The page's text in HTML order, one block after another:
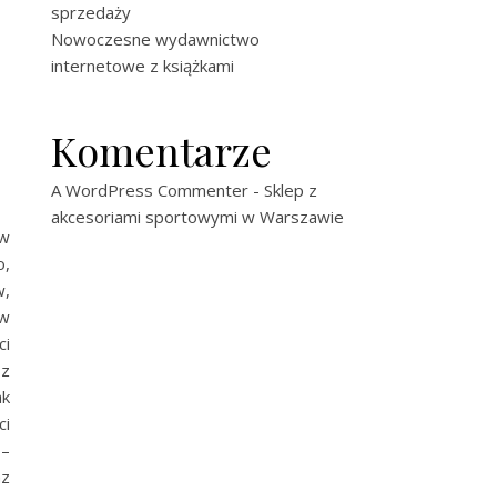
sprzedaży
Nowoczesne wydawnictwo
internetowe z książkami
Komentarze
A WordPress Commenter - Sklep z
akcesoriami sportowymi w Warszawie